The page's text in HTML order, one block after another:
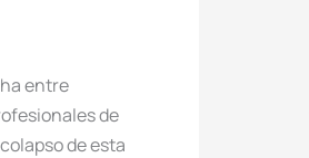
entre
de
de esta